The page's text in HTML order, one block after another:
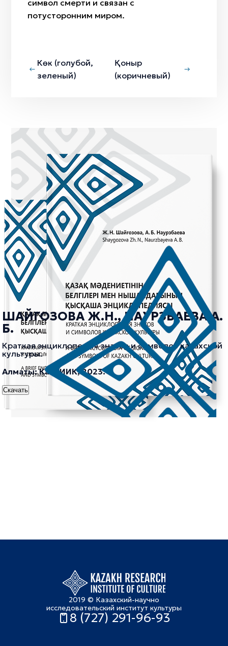
символ смерти и связан с
потусторонним миром.
Көк (голубой,
зеленый)
Қоныр
(коричневый)
ШАЙГОЗОВА Ж.Н., НАУРЗБАЕВА А.
Б.
Краткая энциклопедия знаков и символов казахской
культуры.
Алматы: КазНИИК, 2023.
Скачать
2019 © Казахский-научно
исследовательский институт культуры
8 (727) 291-96-93